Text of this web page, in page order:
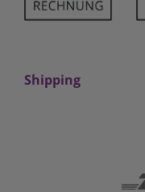
Shipping